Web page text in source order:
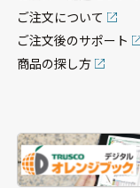
ご注文について
ご注文後のサポート
商品の探し方